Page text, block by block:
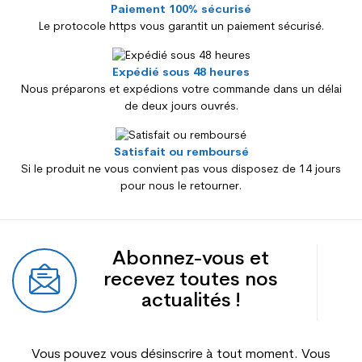
Paiement 100% sécurisé
Le protocole https vous garantit un paiement sécurisé.
Expédié sous 48 heures
Nous préparons et expédions votre commande dans un délai
de deux jours ouvrés.
Satisfait ou remboursé
Si le produit ne vous convient pas vous disposez de 14 jours
pour nous le retourner.
Abonnez-vous et
recevez toutes nos
actualités !
Vous pouvez vous désinscrire à tout moment. Vous